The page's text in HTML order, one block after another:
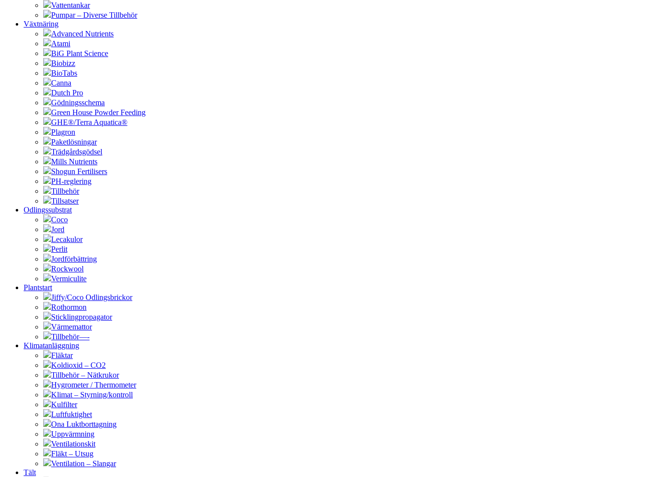
Vattentankar
Pumpar – Diverse Tillbehör
Växtnäring
Advanced Nutrients
Atami
BiG Plant Science
Biobizz
BioTabs
Canna
Dutch Pro
Gödningsschema
Green House Powder Feeding
GHE®/Terra Aquatica®
Plagron
Paketlösningar
Trädgårdsgödsel
Mills Nutrients
Shogun Fertilisers
PH-reglering
Tillbehör
Tillsatser
Odlingssubstrat
Coco
Jord
Lecakulor
Perlit
Jordförbättring
Rockwool
Vermiculite
Plantstart
Jiffy/Coco Odlingsbrickor
Rothormon
Sticklingpropagator
Värmemattor
Tillbehör—-
Klimatanläggning
Fläktar
Koldioxid – CO2
Tillbehör – Nätkrukor
Hygrometer / Thermometer
Klimat – Styrning/kontroll
Kulfilter
Luftfuktighet
Ona Luktborttagning
Uppvärmning
Ventilationskit
Fläkt – Utsug
Ventilation – Slangar
Tält